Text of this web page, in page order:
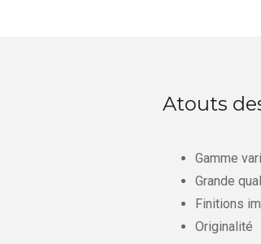
Atouts
Gamme
Grande
Finitions
Originalité